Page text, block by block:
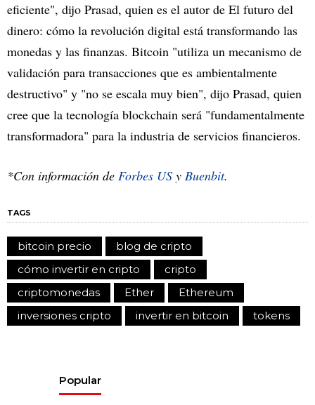
eficiente", dijo Prasad, quien es el autor de El futuro del
dinero: cómo la revolución digital está transformando las
monedas y las finanzas. Bitcoin "utiliza un mecanismo de
validación para transacciones que es ambientalmente
destructivo" y "no se escala muy bien", dijo Prasad, quien
cree que la tecnología blockchain será "fundamentalmente
transformadora" para la industria de servicios financieros.
*Con información de Forbes US y Buenbit.
TAGS
bitcoin precio
blog de cripto
cómo invertir en cripto
cripto
criptomonedas
Ether
Ethereum
inversiones cripto
invertir en bitcoin tokens
Popular